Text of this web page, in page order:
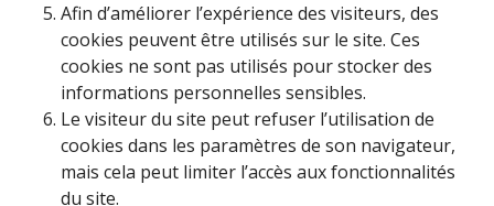
Afin d’améliorer l’expérience des visiteurs, des
cookies peuvent être utilisés sur le site. Ces
cookies ne sont pas utilisés pour stocker des
informations personnelles sensibles.
Le visiteur du site peut refuser l’utilisation de
cookies dans les paramètres de son navigateur,
mais cela peut limiter l’accès aux fonctionnalités
du site.